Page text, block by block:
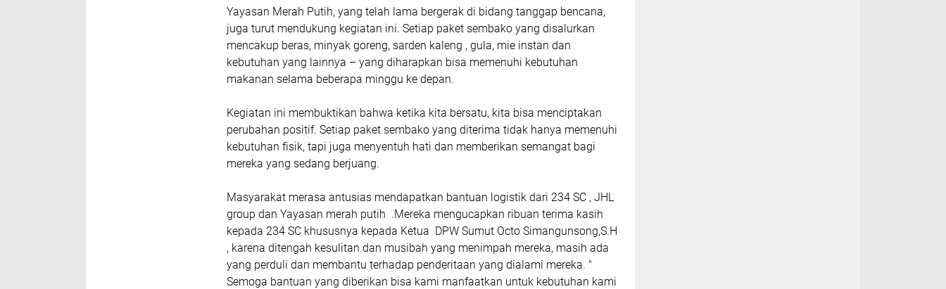
Yayasan Merah Putih, yang telah lama bergerak di bidang tanggap bencana,
juga turut mendukung kegiatan ini. Setiap paket sembako yang disalurkan
mencakup beras, minyak goreng, sarden kaleng , gula, mie instan dan
kebutuhan yang lainnya – yang diharapkan bisa memenuhi kebutuhan
makanan selama beberapa minggu ke depan.
Kegiatan ini membuktikan bahwa ketika kita bersatu, kita bisa menciptakan
perubahan positif. Setiap paket sembako yang diterima tidak hanya memenuhi
kebutuhan fisik, tapi juga menyentuh hati dan memberikan semangat bagi
mereka yang sedang berjuang.
Masyarakat merasa antusias mendapatkan bantuan logistik dari 234 SC , JHL
group dan Yayasan merah putih .Mereka mengucapkan ribuan terima kasih
kepada 234 SC khususnya kepada Ketua DPW Sumut Octo Simangunsong,S.H
, karena ditengah kesulitan dan musibah yang menimpah mereka, masih ada
yang perduli dan membantu terhadap penderitaan yang dialami mereka. "
Semoga bantuan yang diberikan bisa kami manfaatkan untuk kebutuhan kami